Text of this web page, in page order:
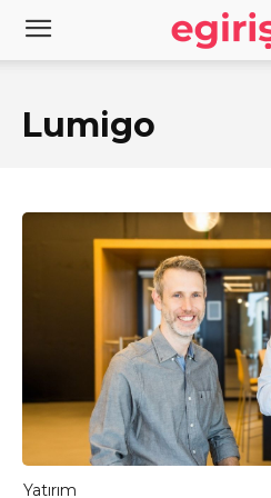
Lumigo
Yatırım